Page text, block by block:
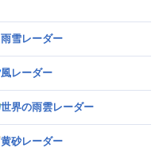
雨雪レーダー
風レーダー
世界の雨雲レーダー
黄砂レーダー